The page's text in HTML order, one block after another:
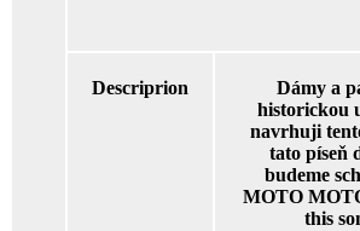
Descriprion
Dámy a
historickou
navrhuji
tato píseň
budeme
MOTO
this